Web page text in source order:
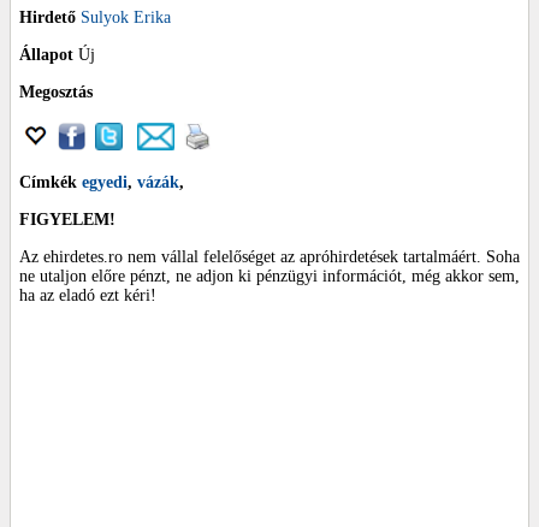
Hirdető Sulyok Erika
Állapot Új
Megosztás
Címkék egyedi, vázák,
FIGYELEM!
Az ehirdetes.ro nem vállal felelőséget az apróhirdetések tartalmáért. Soha
ne utaljon előre pénzt, ne adjon ki pénzügyi információt, még akkor sem,
ha az eladó ezt kéri!